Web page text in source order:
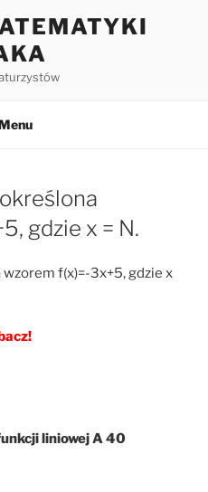
gdzie x = N.
f(x)=-3x+5, gdzie x
liniowej A 40